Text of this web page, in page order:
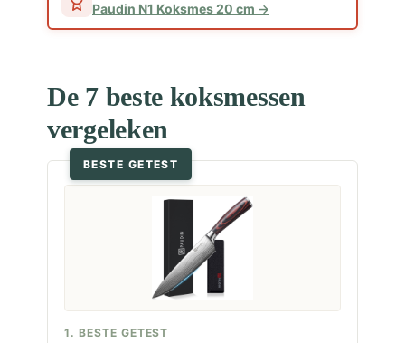
Paudin N1 Koksmes 20 cm
De 7 beste koksmessen
vergeleken
BESTE GETEST
1. BESTE GETEST